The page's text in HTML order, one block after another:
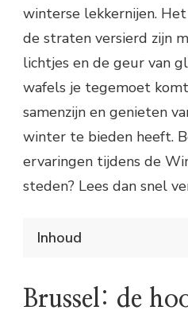
winterse lekkernijen.
de straten versierd zijn
lichtjes en de geur van
wafels je tegemoet
samenzijn en genieten
winter te bieden heeft.
ervaringen tijdens de
steden? Lees dan snel
Inhoud
Brussel: de
Brussel: de